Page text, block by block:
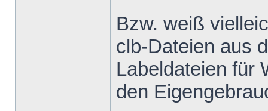
Bzw. weiß
clb-Dateien aus
Labeldateien für
den